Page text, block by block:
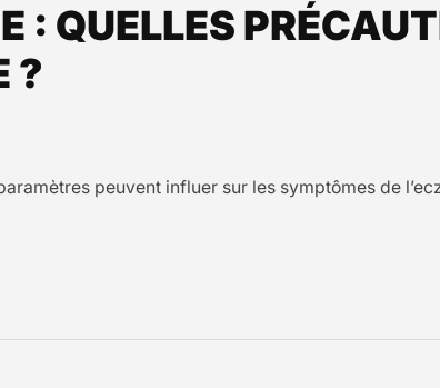
: QUELLES
?
peuvent influer sur les symptômes de